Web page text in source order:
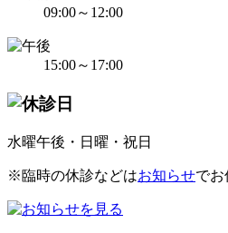
09:00～12:00
15:00～17:00
水曜午後・日曜・祝日
※臨時の休診などはお知らせでお